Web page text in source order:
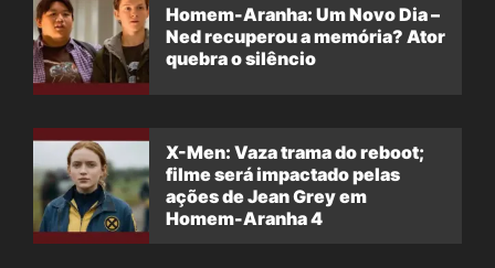
Homem-Aranha: Um Novo Dia –
Ned recuperou a memória? Ator
quebra o silêncio
X-Men: Vaza trama do reboot;
filme será impactado pelas
ações de Jean Grey em
Homem-Aranha 4